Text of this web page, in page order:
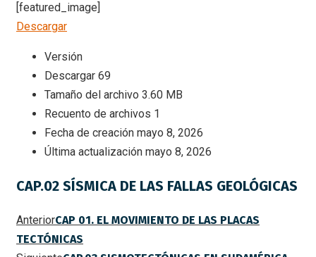
[featured_image]
Descargar
Versión
Descargar 69
Tamaño del archivo 3.60 MB
Recuento de archivos 1
Fecha de creación mayo 8, 2026
Última actualización mayo 8, 2026
CAP.02 SÍSMICA DE LAS FALLAS GEOLÓGICAS
AnteriorCAP 01. EL MOVIMIENTO DE LAS PLACAS
TECTÓNICAS